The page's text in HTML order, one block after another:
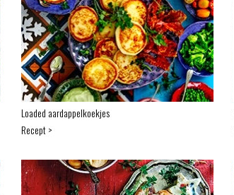
Loaded aardappelkoekjes
Recept >